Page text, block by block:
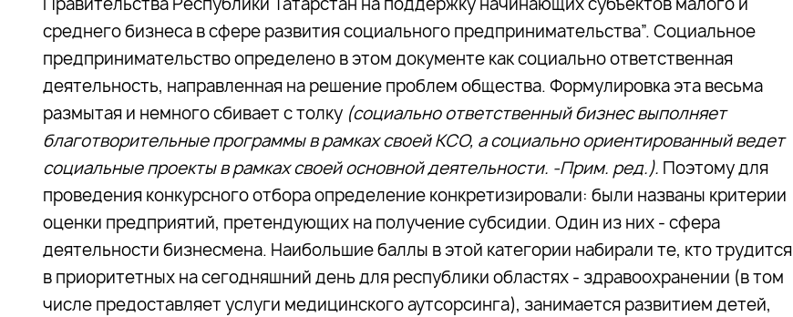
среднего бизнеса в сфере развития социального предпринимательства”. Социальное
предпринимательство определено в этом документе как социально ответственная
деятельность, направленная на решение проблем общества. Формулировка эта весьма
размытая и немного сбивает с толку (социально ответственный бизнес выполняет
благотворительные программы в рамках своей КСО, а социально ориентированный ведет
социальные проекты в рамках своей основной деятельности. -Прим. ред.). Поэтому для
проведения конкурсного отбора определение конкретизировали: были названы критерии
оценки предприятий, претендующих на получение субсидии. Один из них - сфера
деятельности бизнесмена. Наибольшие баллы в этой категории набирали те, кто трудится
в приоритетных на сегодняшний день для республики областях - здравоохранении (в том
числе предоставляет услуги медицинского аутсорсинга), занимается развитием детей,